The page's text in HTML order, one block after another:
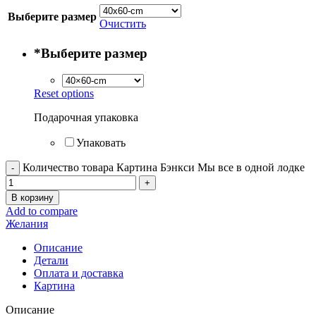
Выберите размер
Очистить
*Выберите размер
Reset options
Подарочная упаковка
Упаковать
Количество товара Картина Бэнкси Мы все в одной лодке
В корзину
Add to compare
Желания
Описание
Детали
Оплата и доставка
Картина
Описание